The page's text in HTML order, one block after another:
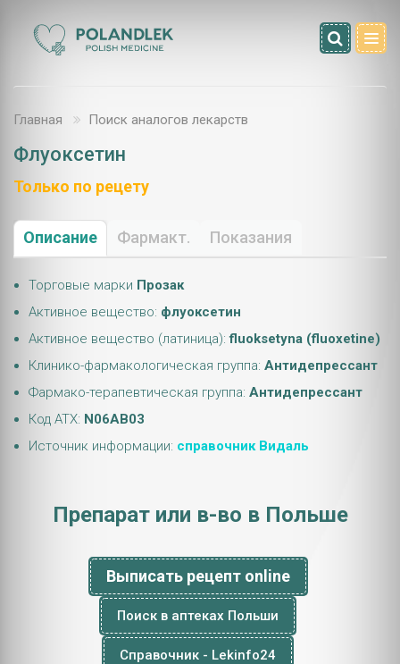
Главная Поиск аналогов лекарств
Флуоксетин
Только по рецету
Описание Фармакт. Показания
Торговые марки Прозак
Активное вещество: флуоксетин
Активное вещество (латиница):fluoksetyna (fluoxetine)
Клинико-фармакологическая группа: Антидепрессант
Фармако-терапевтическая группа: Антидепрессант
Код АТХ: N06AB03
Источник информации: справочник Видаль
Препарат или в-во в Польше
Выписать рецепт online
Поиск в аптеках Польши
Справочник - Lekinfo24